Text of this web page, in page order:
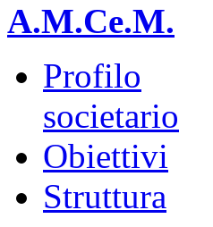
A.M.Ce.M.
Profilo
societario
Obiettivi
Struttura